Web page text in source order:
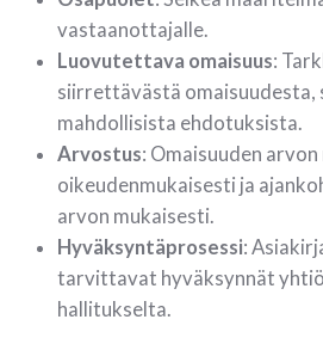
vastaanottajalle.
Luovutettava omaisuus:
siirrettävästä omaisuudesta,
mahdollisista ehdotuksista.
Arvostus: Omaisuuden
oikeudenmukaisesti ja
arvon mukaisesti.
Hyväksyntäprosessi:
tarvittavat hyväksynnät
hallitukselta.